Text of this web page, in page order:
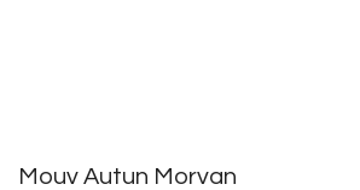
Mouv Autun Morvan